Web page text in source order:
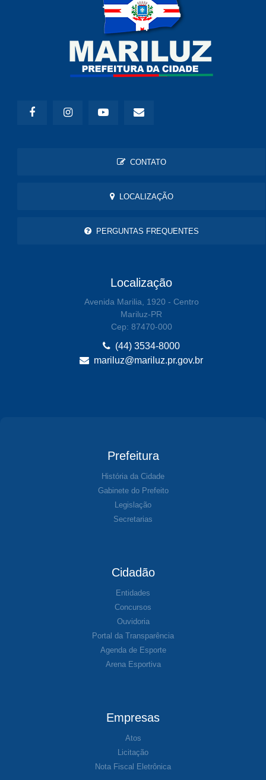
CONTATO
LOCALIZAÇÃO
PERGUNTAS FREQUENTES
Localização
Avenida Marilia, 1920 - Centro
Mariluz-PR
Cep: 87470-000
(44) 3534-8000
mariluz@mariluz.pr.gov.br
Prefeitura
História da Cidade
Gabinete do Prefeito
Legislação
Secretarias
Cidadão
Entidades
Concursos
Ouvidoria
Portal da Transparência
Agenda de Esporte
Arena Esportiva
Empresas
Atos
Licitação
Nota Fiscal Eletrônica